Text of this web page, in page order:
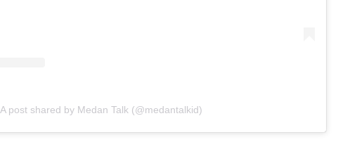
A post shared by Medan Talk (@medantalkid)